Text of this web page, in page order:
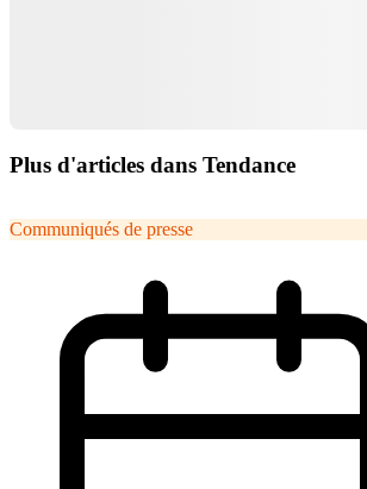
Plus d'articles dans Tendance
Communiqués de presse